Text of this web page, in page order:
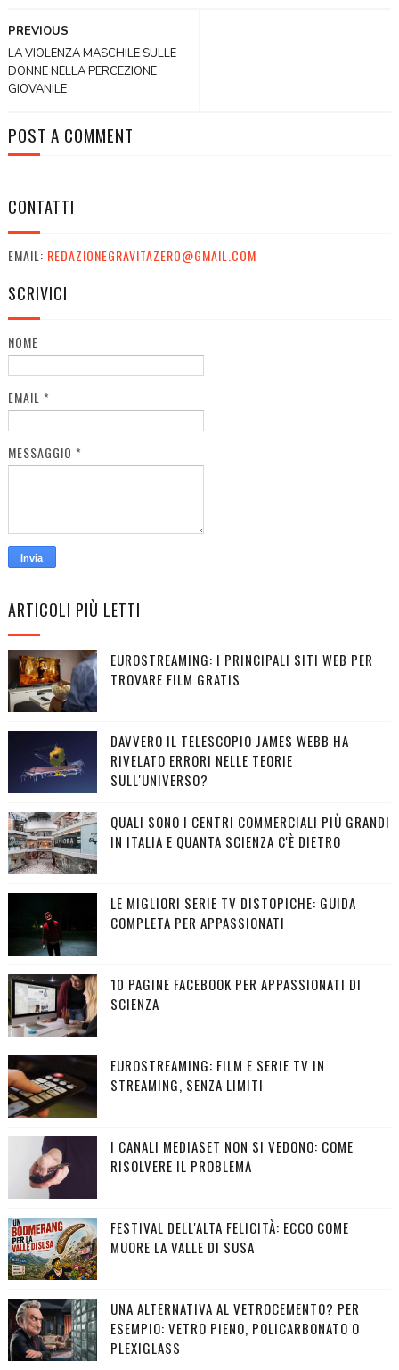
PREVIOUS
LA VIOLENZA MASCHILE SULLE
DONNE NELLA PERCEZIONE
GIOVANILE
POST A COMMENT
CONTATTI
EMAIL: REDAZIONEGRAVITAZERO@GMAIL.COM
SCRIVICI
NOME
EMAIL *
MESSAGGIO *
ARTICOLI PIÙ LETTI
EUROSTREAMING: I PRINCIPALI SITI WEB PER
TROVARE FILM GRATIS
DAVVERO IL TELESCOPIO JAMES WEBB HA
RIVELATO ERRORI NELLE TEORIE
SULL'UNIVERSO?
QUALI SONO I CENTRI COMMERCIALI PIÙ GRANDI
IN ITALIA E QUANTA SCIENZA C'È DIETRO
LE MIGLIORI SERIE TV DISTOPICHE: GUIDA
COMPLETA PER APPASSIONATI
10 PAGINE FACEBOOK PER APPASSIONATI DI
SCIENZA
EUROSTREAMING: FILM E SERIE TV IN
STREAMING, SENZA LIMITI
I CANALI MEDIASET NON SI VEDONO: COME
RISOLVERE IL PROBLEMA
FESTIVAL DELL'ALTA FELICITÀ: ECCO COME
MUORE LA VALLE DI SUSA
UNA ALTERNATIVA AL VETROCEMENTO? PER
ESEMPIO: VETRO PIENO, POLICARBONATO O
PLEXIGLASS